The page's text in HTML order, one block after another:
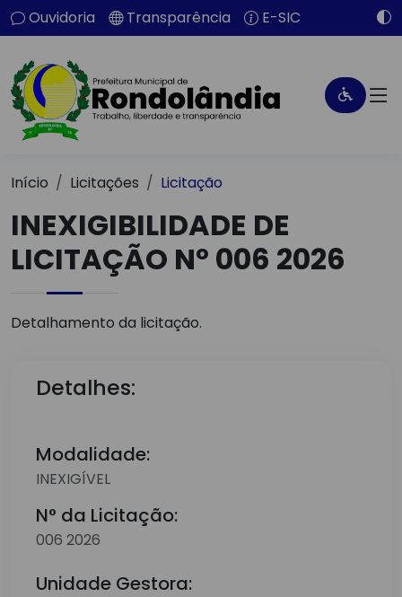
Ouvidoria Transparência E-SIC
Início Licitações Licitação
INEXIGIBILIDADE DE
LICITAÇÃO Nº 006 2026
Detalhamento da licitação.
Detalhes:
Modalidade:
INEXIGÍVEL
N° da Licitação:
006 2026
Unidade Gestora: